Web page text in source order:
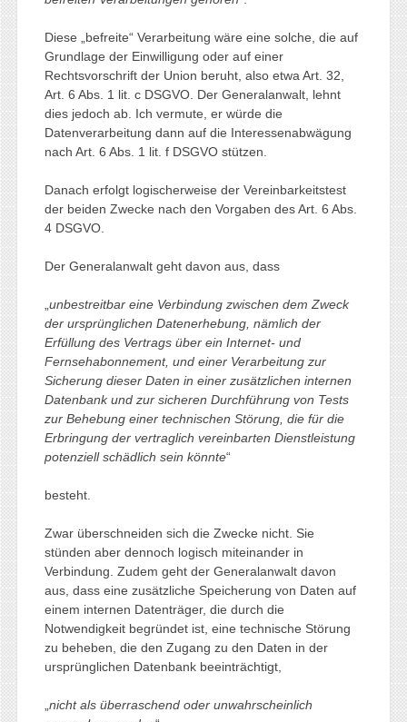
Diese „befreite“ Verarbeitung wäre eine solche, die auf
Grundlage der Einwilligung oder auf einer
Rechtsvorschrift der Union beruht, also etwa Art. 32,
Art. 6 Abs. 1 lit. c DSGVO. Der Generalanwalt, lehnt
dies jedoch ab. Ich vermute, er würde die
Datenverarbeitung dann auf die Interessenabwägung
nach Art. 6 Abs. 1 lit. f DSGVO stützen.
Danach erfolgt logischerweise der Vereinbarkeitstest
der beiden Zwecke nach den Vorgaben des Art. 6 Abs.
4 DSGVO.
Der Generalanwalt geht davon aus, dass
unbestreitbar eine Verbindung zwischen dem Zweck
der ursprünglichen Datenerhebung, nämlich der
Erfüllung des Vertrags über ein Internet- und
Fernsehabonnement, und einer Verarbeitung zur
Sicherung dieser Daten in einer zusätzlichen internen
Datenbank und zur sicheren Durchführung von Tests
zur Behebung einer technischen Störung, die für die
Erbringung der vertraglich vereinbarten Dienstleistung
potenziell schädlich sein könnte“
besteht.
Zwar überschneiden sich die Zwecke nicht. Sie
stünden aber dennoch logisch miteinander in
Verbindung. Zudem geht der Generalanwalt davon
aus, dass eine zusätzliche Speicherung von Daten auf
einem internen Datenträger, die durch die
Notwendigkeit begründet ist, eine technische Störung
zu beheben, die den Zugang zu den Daten in der
ursprünglichen Datenbank beeinträchtigt,
nicht als überraschend oder unwahrscheinlich